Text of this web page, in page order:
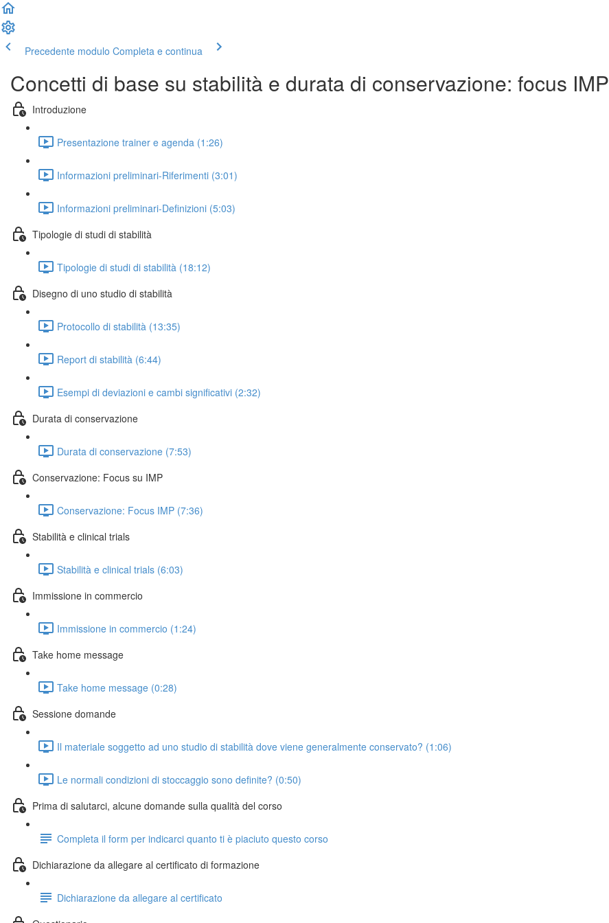
Precedente modulo Completa e continua
Concetti di base su stabilità e durata di conservazione: focus IMP
Introduzione
Presentazione trainer e agenda (1:26)
Informazioni preliminari-Riferimenti (3:01)
Informazioni preliminari-Definizioni (5:03)
Tipologie di studi di stabilità
Tipologie di studi di stabilità (18:12)
Disegno di uno studio di stabilità
Protocollo di stabilità (13:35)
Report di stabilità (6:44)
Esempi di deviazioni e cambi significativi (2:32)
Durata di conservazione
Durata di conservazione (7:53)
Conservazione: Focus su IMP
Conservazione: Focus IMP (7:36)
Stabilità e clinical trials
Stabilità e clinical trials (6:03)
Immissione in commercio
Immissione in commercio (1:24)
Take home message
Take home message (0:28)
Sessione domande
Il materiale soggetto ad uno studio di stabilità dove viene generalmente conservato? (1:06)
Le normali condizioni di stoccaggio sono definite? (0:50)
Prima di salutarci, alcune domande sulla qualità del corso
Completa il form per indicarci quanto ti è piaciuto questo corso
Dichiarazione da allegare al certificato di formazione
Dichiarazione da allegare al certificato